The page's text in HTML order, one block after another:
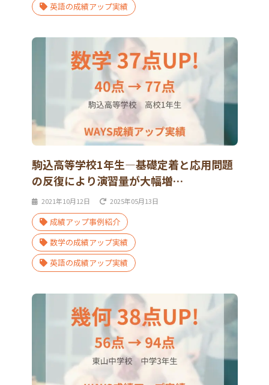
英語の成績アップ実績
駒込高等学校1年生―基礎定着と応用問題
の反復により演習量が大幅増…
2021年10月12日 2025年05月13日
成績アップ事例紹介
数学の成績アップ実績
英語の成績アップ実績